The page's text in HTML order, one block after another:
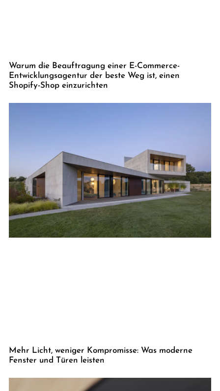
Warum die Beauftragung einer E-Commerce-
Entwicklungsagentur der beste Weg ist, einen
Shopify-Shop einzurichten
Mehr Licht, weniger Kompromisse: Was moderne
Fenster und Türen leisten